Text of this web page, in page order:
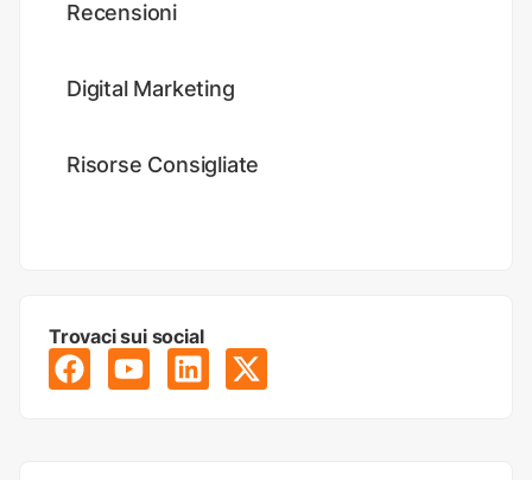
Recensioni
Digital Marketing
Risorse Consigliate
Trovaci sui social